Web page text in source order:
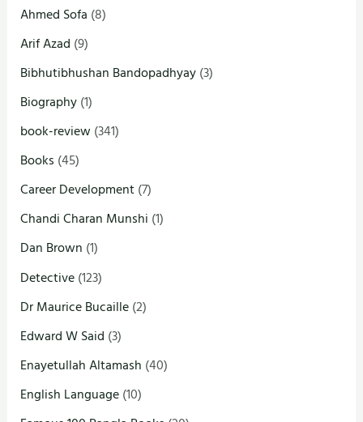
Ahmed Sofa (8)
Arif Azad (9)
Bibhutibhushan Bandopadhyay(3)
Biography(1)
book-review(341)
Books (45)
Career Development(7)
Chandi Charan Munshi (1)
Dan Brown (1)
Detective(123)
Dr Maurice Bucaille(2)
Edward W Said (3)
Enayetullah Altamash (40)
English Language(10)